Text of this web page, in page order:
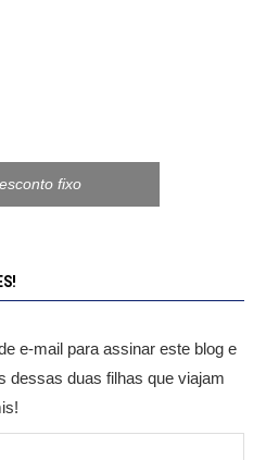
fixo
e-mail para assinar este blog e
dessas duas filhas que viajam